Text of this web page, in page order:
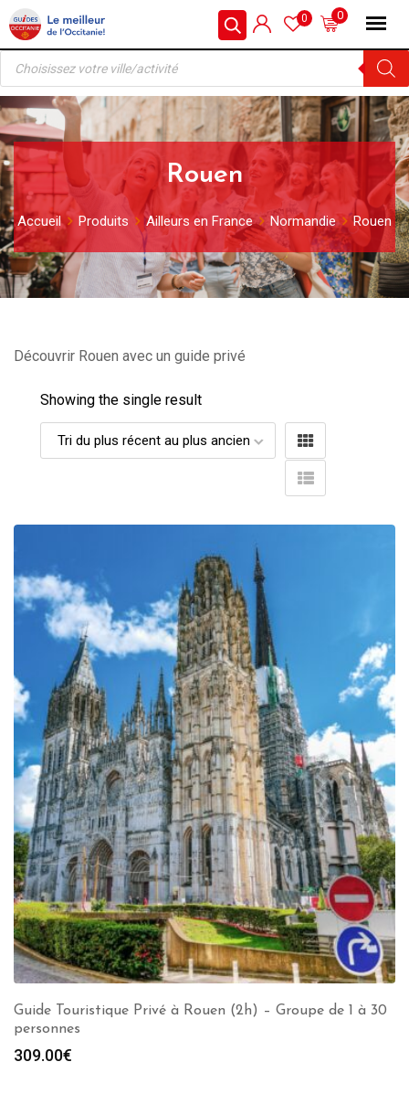
Skip
to
content
0
0
Recherche
produits
Rouen
Accueil Produits Ailleurs en France Normandie Rouen
Découvrir Rouen avec un guide privé
Showing the single result
Guide Touristique Privé à Rouen (2h) – Groupe de 1 à 30
personnes
309.00€